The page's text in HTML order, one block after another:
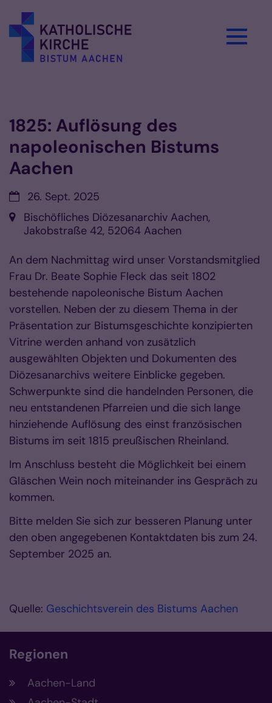
1825: Auflösung des
napoleonischen Bistums
Aachen
Datum:26. Sept. 2025
Ort:Bischöfliches Diözesanarchiv Aachen,
Jakobstraße 42, 52064 Aachen
An dem Nachmittag wird unser Vorstandsmitglied
Frau Dr. Beate Sophie Fleck das seit 1802
bestehende napoleonische Bistum Aachen
vorstellen. Neben der zu diesem Thema in der
Präsentation zur Bistumsgeschichte konzipierten
Vitrine werden anhand von zusätzlich
ausgewählten Objekten und Dokumenten des
Diözesanarchivs weitere Einblicke gegeben.
Schwerpunkte sind die handelnden Personen, die
neu entstandenen Pfarreien und die sich lange
hinziehende Auflösung des einst französischen
Bistums im seit 1815 preußischen Rheinland.
Im Anschluss besteht die Möglichkeit bei einem
Gläschen Wein noch miteinander ins Gespräch zu
kommen.
Bitte melden Sie sich zur besseren Planung unter
den oben angegebenen Kontaktdaten bis zum 24.
September 2025 an.
Quelle: Geschichtsverein des Bistums Aachen
Regionen
Aachen-Land